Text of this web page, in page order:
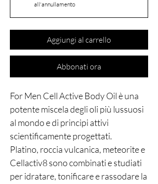
all'annullamento
Aggiungi al carrello
Abbonati ora
For Men Cell Active Body Oil è una
potente miscela degli oli più lussuosi
al mondo e di principi attivi
scientificamente progettati.
Platino, roccia vulcanica, meteorite e
Cellactiv8 sono combinati e studiati
per idratare, tonificare e rassodare la